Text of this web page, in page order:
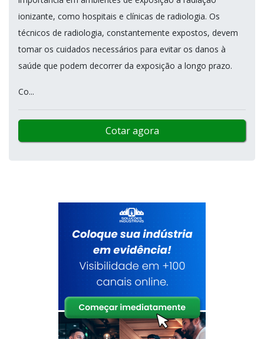
ionizante, como hospitais e clínicas de radiologia. Os
técnicos de radiologia, constantemente expostos, devem
tomar os cuidados necessários para evitar os danos à
saúde que podem decorrer da exposição a longo prazo.
Co...
Cotar agora